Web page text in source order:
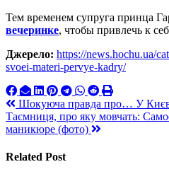
Тем временем супруга принца
вечеринке, чтобы привлечь к
Джерело: https://news.hochu.ua/
svoei-materi-pervye-kadry/
Навигация
по
Шокуюча правда про… У Києві
Таємниця, про яку мовчать:
маникюре (фото)
Related Post